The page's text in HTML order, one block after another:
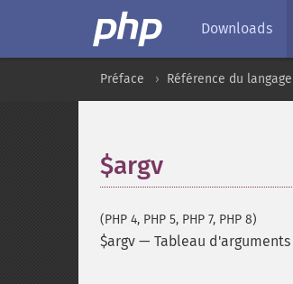
Downloads
Préface Référence du langage
$argv
(PHP 4, PHP 5, PHP 7, PHP 8)
$argv — Tableau